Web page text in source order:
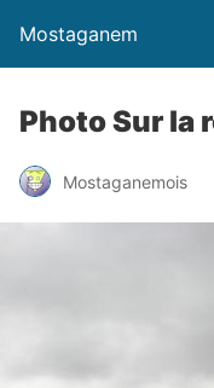
Mostaganem
Photo Sur la
Mostaganemois